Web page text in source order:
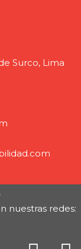
Surco, Lima
nuestras redes: